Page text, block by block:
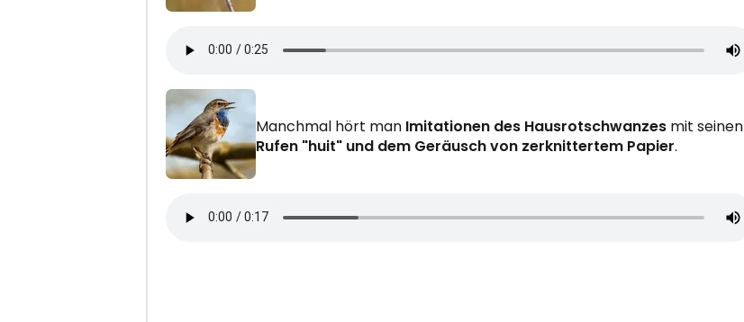
Manchmal hört man Imitationen des Hausrotschwanzes mit seinen
Rufen "huit" und dem Geräusch von zerknittertem Papier.